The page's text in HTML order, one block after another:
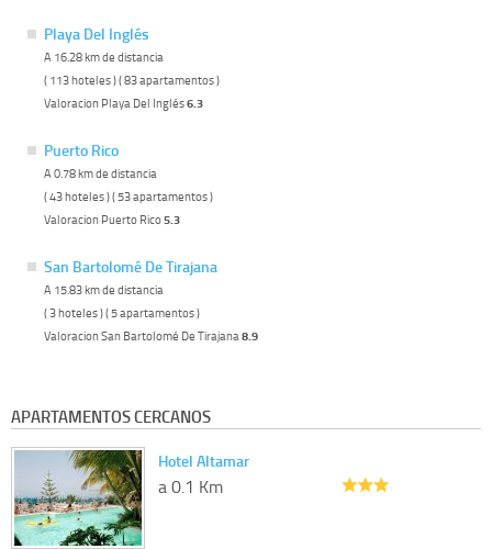
Playa Del Inglés
A 16.28 km de distancia
( 113 hoteles ) ( 83 apartamentos )
Valoracion Playa Del Inglés6.3
Puerto Rico
A 0.78 km de distancia
( 43 hoteles ) ( 53 apartamentos )
Valoracion Puerto Rico5.3
San Bartolomé De Tirajana
A 15.83 km de distancia
( 3 hoteles ) ( 5 apartamentos )
Valoracion San Bartolomé De Tirajana8.9
APARTAMENTOS CERCANOS
Hotel Altamar
a 0.1 Km